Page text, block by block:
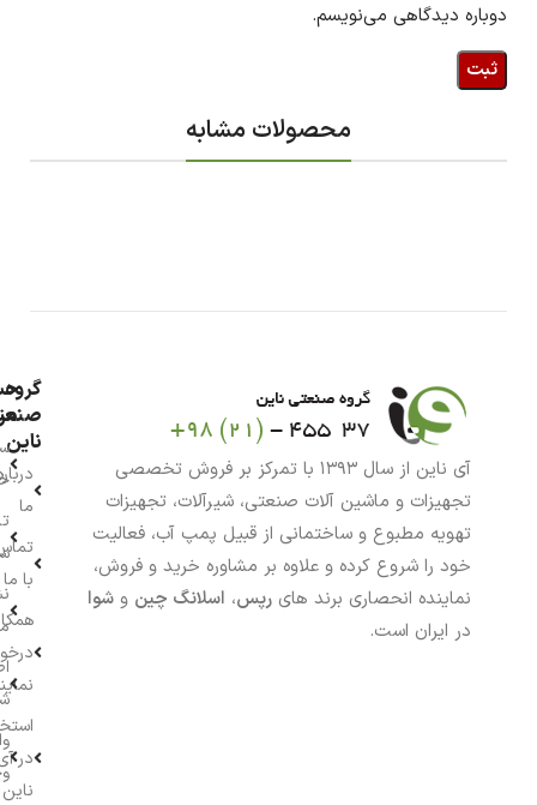
دوباره دیدگاهی می‌نویسم.
محصولات مشابه
آی ناین از سال ۱۳۹۳ با تمرکز بر فروش تخصصی
تجهیزات و ماشین آلات صنعتی، شیرآلات، تجهیزات
تهویه مطبوع و ساختمانی از قبیل پمپ آب، فعالیت
خود را شروع کرده و علاوه بر مشاوره خرید و فروش،
نماینده انحصاری برند های رپس، اسلانگ چین و شوا
در ایران است.
گروه
ناین
ما
با ما
در
ناین